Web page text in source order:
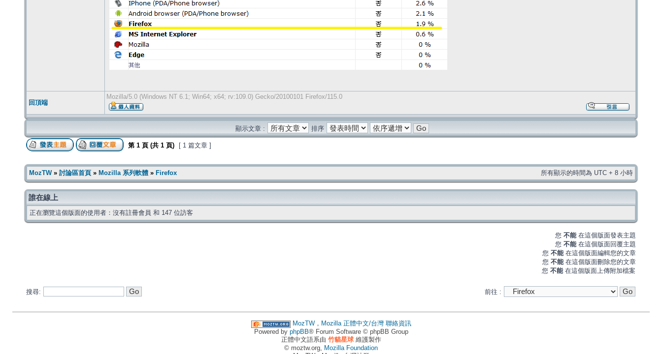
回頂端
Mozilla/5.0 (Windows NT 6.1; Win64; x64; rv:109.0) Gecko/20100101 Firefox/115.0
顯示文章 : 排序
第 1 頁 (共 1 頁) [ 1 篇文章 ]
MozTW» 討論區首頁 » Mozilla 系列軟體 » Firefox 所有顯示的時間為 UTC + 8 小時
誰在線上
正在瀏覽這個版面的使用者：沒有註冊會員 和 147 位訪客
您 不能 在這個版面發表主題
您 不能 在這個版面回覆主題
您 不能 在這個版面編輯您的文章
您 不能 在這個版面刪除您的文章
您 不能 在這個版面上傳附加檔案
搜尋: 前往 :
MozTW，Mozilla 正體中文/台灣 聯絡資訊
Powered by phpBB® Forum Software © phpBB Group
正體中文語系由 竹貓星球維護製作
© moztw.org, Mozilla Foundation